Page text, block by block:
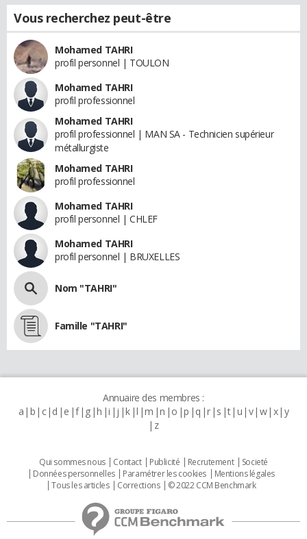
Vous recherchez peut-être
Mohamed TAHRI
profil personnel | TOULON
Mohamed TAHRI
profil professionnel
Mohamed TAHRI
profil professionnel | MAN SA - Technicien supérieur
métallurgiste
Mohamed TAHRI
profil professionnel
Mohamed TAHRI
profil personnel | CHLEF
Mohamed TAHRI
profil personnel | BRUXELLES
Nom "TAHRI"
Famille "TAHRI"
Annuaire des membres :
a b c d e f g h i j k l m n o p q r s t u v w x y
z
Qui sommes nous Contact Publicité Recrutement
Societé
Données personnelles
Paramétrer les cookies
Mentions légales
Tous les articles
Corrections © 2022 CCM Benchmark